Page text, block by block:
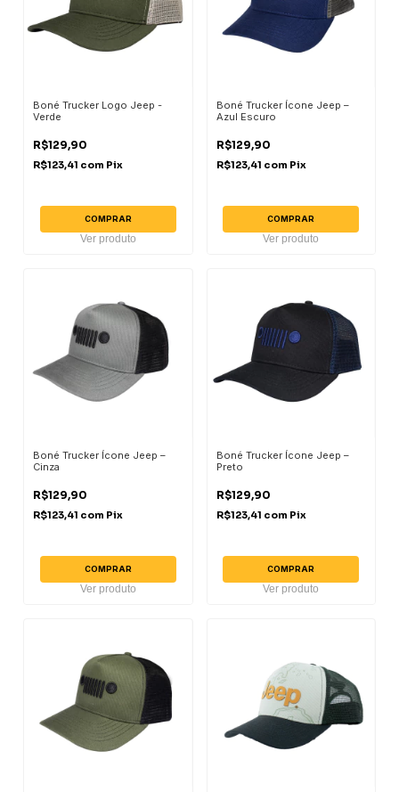
Boné Trucker Logo Jeep -
Verde
R$129,90
R$123,41 com Pix
COMPRAR
Ver produto
Boné Trucker Ícone Jeep –
Azul Escuro
R$129,90
R$123,41 com Pix
COMPRAR
Ver produto
Boné Trucker Ícone Jeep –
Cinza
R$129,90
R$123,41 com Pix
COMPRAR
Ver produto
Boné Trucker Ícone Jeep –
Preto
R$129,90
R$123,41 com Pix
COMPRAR
Ver produto